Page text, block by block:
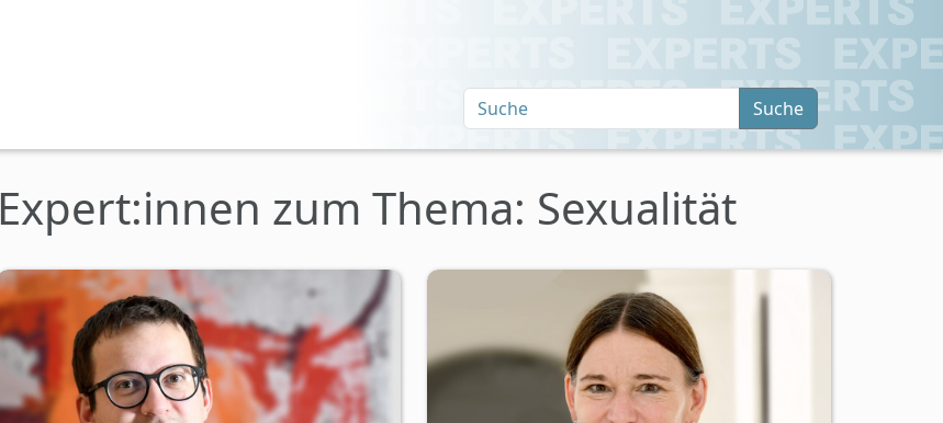
Suche
Expert:innen zum Thema: Sexualität